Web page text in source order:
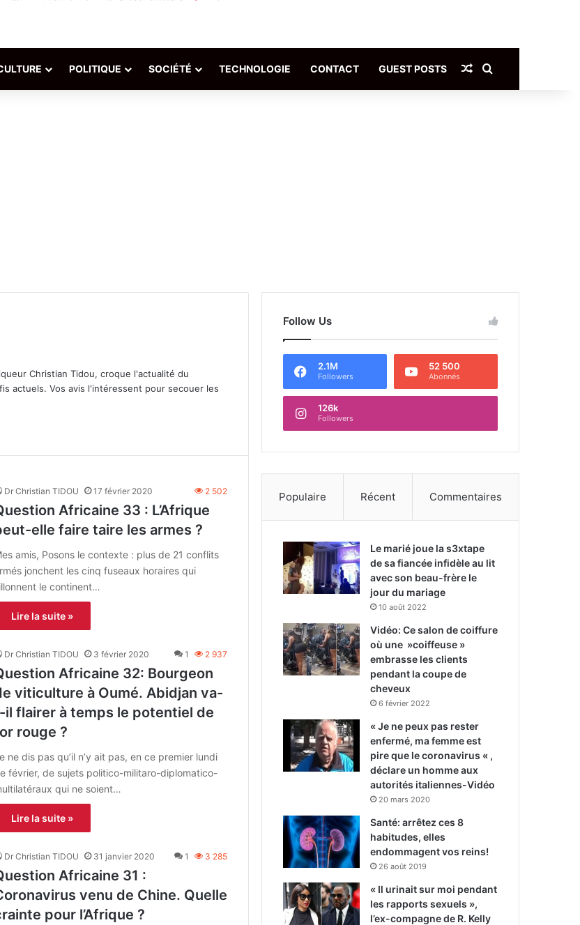
POLITIQUE SOCIÉTÉ TECHNOLOGIE CONTACT GUEST POSTS Article Aléatoire
Christian Tidou, croque l'actualité du
actuels. Vos avis l'intéressent pour secouer les
Dr Christian TIDOU 17 février 2020 2 502
Africaine 33 : L’Afrique
elle faire taire les armes ?
amis, Posons le contexte : plus de 21 conflits
jonchent les cinq fuseaux horaires qui
le continent…
Lire la suite »
Dr Christian TIDOU 3 février 2020 1 2 937
Africaine 32: Bourgeon
viticulture à Oumé. Abidjan va-
il flairer à temps le potentiel de
rouge ?
ne dis pas qu’il n’y ait pas, en ce premier lundi
février, de sujets politico-militaro-diplomatico-
qui ne soient…
Lire la suite »
Dr Christian TIDOU 31 janvier 2020 1 3 285
Africaine 31 :
venu de Chine. Quelle
pour l’Afrique ?
Follow Us
2.1M
Followers
52 500
Abonnés
126k
Followers
Populaire Récent Commentaires
Le marié joue la s3xtape
de sa fiancée infidèle au lit
avec son beau-frère le
jour du mariage
10 août 2022
Vidéo: Ce salon de coiffure
où une »coiffeuse »
embrasse les clients
pendant la coupe de
cheveux
6 février 2022
« Je ne peux pas rester
enfermé, ma femme est
pire que le coronavirus « ,
déclare un homme aux
autorités italiennes-Vidéo
20 mars 2020
Santé: arrêtez ces 8
habitudes, elles
endommagent vos reins!
26 août 2019
« Il urinait sur moi pendant
les rapports sexuels »,
l’ex-compagne de R. Kelly